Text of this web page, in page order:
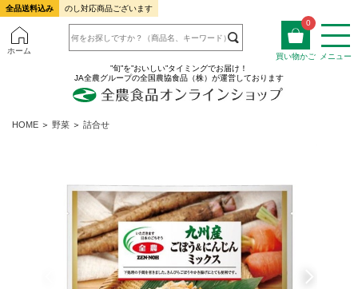
全品送料込み のし対応商品ございます
ホーム
0
買い物かご
メニュー
”旬”を”おいしい”タイミングでお届け！
JA全農グループの全国農協食品（株）が運営しております
HOME ＞ 野菜 ＞ 詰合せ